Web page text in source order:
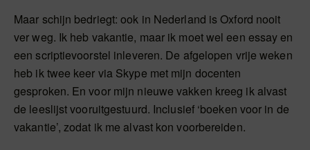
Maar schijn bedriegt: ook in Nederland is Oxford nooit
ver weg. Ik heb vakantie, maar ik moet wel een essay en
een scriptievoorstel inleveren. De afgelopen vrije weken
heb ik twee keer via Skype met mijn docenten
gesproken. En voor mijn nieuwe vakken kreeg ik alvast
de leeslijst vooruitgestuurd. Inclusief ‘boeken voor in de
vakantie’, zodat ik me alvast kon voorbereiden.